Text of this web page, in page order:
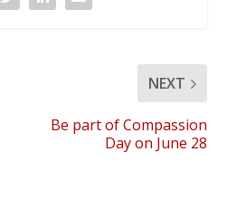
NEXT
Be part of Compassion
Day on June 28